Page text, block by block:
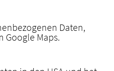
Daten,
Google Maps.